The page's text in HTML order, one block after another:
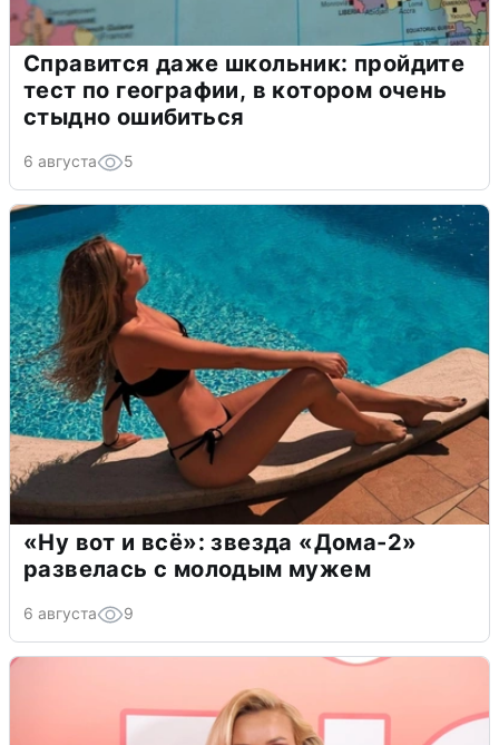
Справится даже школьник: пройдите
тест по географии, в котором очень
стыдно ошибиться
6 августа 5
«Ну вот и всё»: звезда «Дома-2»
развелась с молодым мужем
6 августа 9